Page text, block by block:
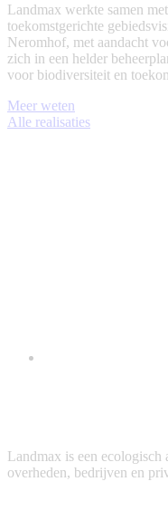
Landmax werkte samen
toekomstgerichte
Neromhof, met aandacht
zich in een helder
voor biodiversiteit en
Meer weten
Alle realisaties
Landmax is een ecologisch
overheden, bedrijven en